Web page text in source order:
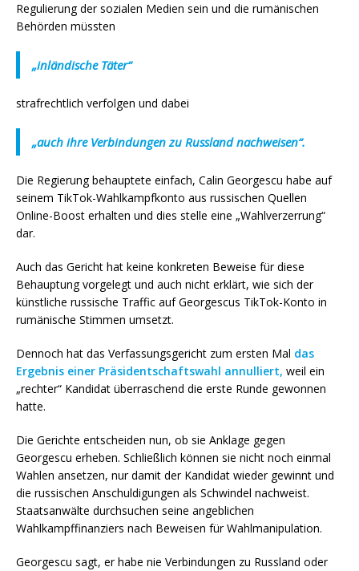
Regulierung der sozialen Medien sein und die rumänischen
Behörden müssten
„inländische Täter“
strafrechtlich verfolgen und dabei
„auch ihre Verbindungen zu Russland nachweisen“.
Die Regierung behauptete einfach, Calin Georgescu habe auf
seinem TikTok-Wahlkampfkonto aus russischen Quellen
Online-Boost erhalten und dies stelle eine „Wahlverzerrung“
dar.
Auch das Gericht hat keine konkreten Beweise für diese
Behauptung vorgelegt und auch nicht erklärt, wie sich der
künstliche russische Traffic auf Georgescus TikTok-Konto in
rumänische Stimmen umsetzt.
Dennoch hat das Verfassungsgericht zum ersten Mal das
Ergebnis einer Präsidentschaftswahl annulliert, weil ein
„rechter“ Kandidat überraschend die erste Runde gewonnen
hatte.
Die Gerichte entscheiden nun, ob sie Anklage gegen
Georgescu erheben. Schließlich können sie nicht noch einmal
Wahlen ansetzen, nur damit der Kandidat wieder gewinnt und
die russischen Anschuldigungen als Schwindel nachweist.
Staatsanwälte durchsuchen seine angeblichen
Wahlkampffinanziers nach Beweisen für Wahlmanipulation.
Georgescu sagt, er habe nie Verbindungen zu Russland oder